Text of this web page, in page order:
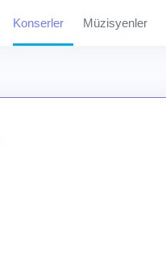
Konserler Müzisyenler